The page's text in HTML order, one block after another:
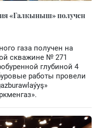
«Галкыныш» получен
газа получен на
скважине № 271
глубиной 4
работы провели